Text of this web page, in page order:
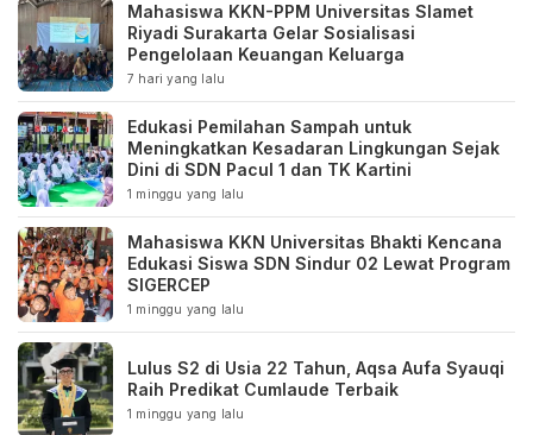
Mahasiswa KKN-PPM Universitas Slamet
Riyadi Surakarta Gelar Sosialisasi
Pengelolaan Keuangan Keluarga
7 hari yang lalu
Edukasi Pemilahan Sampah untuk
Meningkatkan Kesadaran Lingkungan Sejak
Dini di SDN Pacul 1 dan TK Kartini
1 minggu yang lalu
Mahasiswa KKN Universitas Bhakti Kencana
Edukasi Siswa SDN Sindur 02 Lewat Program
SIGERCEP
1 minggu yang lalu
Lulus S2 di Usia 22 Tahun, Aqsa Aufa Syauqi
Raih Predikat Cumlaude Terbaik
1 minggu yang lalu